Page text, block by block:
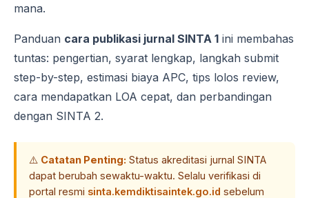
mana.
Panduan cara publikasi jurnal SINTA 1 ini membahas
tuntas: pengertian, syarat lengkap, langkah submit
step-by-step, estimasi biaya APC, tips lolos review,
cara mendapatkan LOA cepat, dan perbandingan
dengan SINTA 2.
⚠️ Catatan Penting: Status akreditasi jurnal SINTA
dapat berubah sewaktu-waktu. Selalu verifikasi di
portal resmi sinta.kemdiktisaintek.go.id sebelum